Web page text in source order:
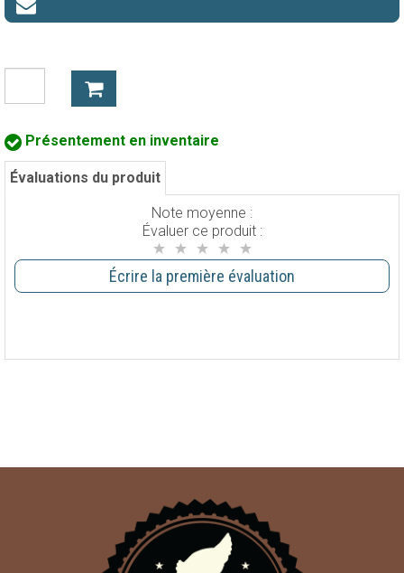
Présentement en inventaire
Évaluations du produit
Note moyenne :
Évaluer ce produit :
Écrire la première évaluation